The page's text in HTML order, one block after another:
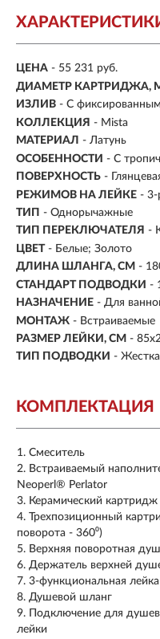
ЦЕНА - 55 231 руб.
ДИАМЕТР КАРТРИДЖА,
ИЗЛИВ - С
КОЛЛЕКЦИЯ - Mista
МАТЕРИАЛ - Латунь
ОСОБЕННОСТИ - С
ПОВЕРХНОСТЬ -
РЕЖИМОВ НА ЛЕЙКЕ -
ТИП - Однорычажные
ТИП ПЕРЕКЛЮЧАТЕЛЯ -
ЦВЕТ - Белые; Золото
ДЛИНА ШЛАНГА, СМ -
СТАНДАРТ ПОДВОДКИ -
НАЗНАЧЕНИЕ - Для
МОНТАЖ - Встраиваемые
РАЗМЕР ЛЕЙКИ, СМ -
ТИП ПОДВОДКИ -
КОМПЛЕКТАЦИЯ
Смеситель
Встраиваемый
Neoperl® Perlator
Керамический
Трехпозиционный
поворота - 360⁰)
Верхняя поворотная
Держатель верхней
3-функциональная лейка
Душевой шланг
Подключение для
лейки